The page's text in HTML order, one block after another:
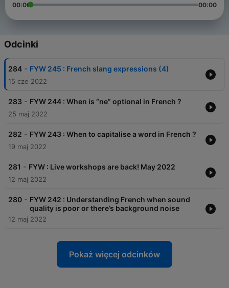
00:00 00:00
Odcinki
284 - FYW 245 : French slang expressions (4)
15 cze 2022
283 - FYW 244 : When is “ne” optional in French ?
25 maj 2022
282 - FYW 243 : When to capitalise a word in French ?
19 maj 2022
281 - FYW : Live workshops are back! May 2022
12 maj 2022
280 - FYW 242 : Understanding French when sound
quality is poor or there’s background noise
12 maj 2022
Pokaż więcej odcinków